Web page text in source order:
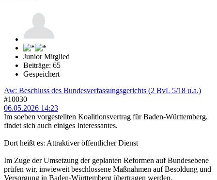
Junior Mitglied
Beiträge: 65
Gespeichert
Aw: Beschluss des Bundesverfassungsgerichts (2 BvL 5/18 u.a.)
#10030
06.05.2026 14:23
Im soeben vorgestellten Koalitionsvertrag für Baden-Württemberg,
findet sich auch einiges Interessantes.
Dort heißt es: Attraktiver öffentlicher Dienst
Im Zuge der Umsetzung der geplanten Reformen auf Bundesebene
prüfen wir, inwieweit beschlossene Maßnahmen auf Besoldung und
Versorgung in Baden-Württemberg übertragen werden.